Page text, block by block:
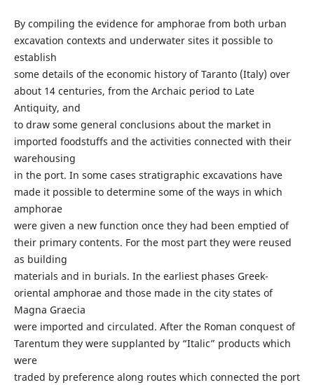
By compiling the evidence for amphorae from both urban
excavation contexts and underwater sites it possible to
establish
some details of the economic history of Taranto (Italy) over
about 14 centuries, from the Archaic period to Late
Antiquity, and
to draw some general conclusions about the market in
imported foodstuffs and the activities connected with their
warehousing
in the port. In some cases stratigraphic excavations have
made it possible to determine some of the ways in which
amphorae
were given a new function once they had been emptied of
their primary contents. For the most part they were reused
as building
materials and in burials. In the earliest phases Greek-
oriental amphorae and those made in the city states of
Magna Graecia
were imported and circulated. After the Roman conquest of
Tarentum they were supplanted by “Italic” products which
were
traded by preference along routes which connected the port